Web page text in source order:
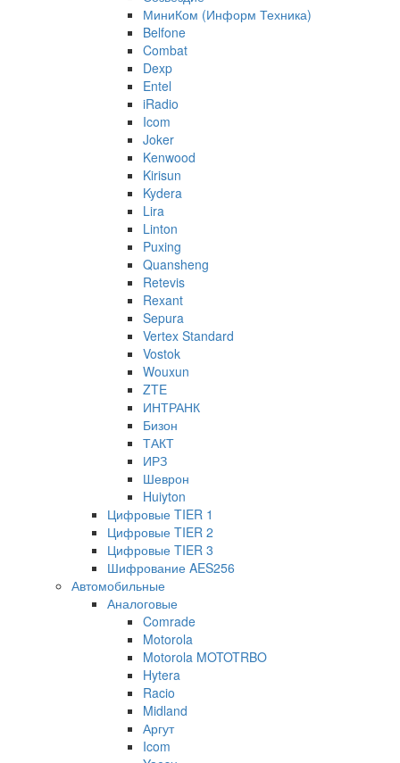
МиниКом (Информ Техника)
Belfone
Combat
Dexp
Entel
iRadio
Icom
Joker
Kenwood
Kirisun
Kydera
Lira
Linton
Puxing
Quansheng
Retevis
Rexant
Sepura
Vertex Standard
Vostok
Wouxun
ZTE
ИНТРАНК
Бизон
ТАКТ
ИРЗ
Шеврон
Huiyton
Цифровые TIER 1
Цифровые TIER 2
Цифровые TIER 3
Шифрование AES256
Автомобильные
Аналоговые
Comrade
Motorola
Motorola MOTOTRBO
Hytera
Racio
Midland
Аргут
Icom